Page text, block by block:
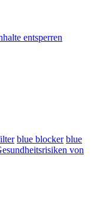
entsperren
blue blocker blue
von